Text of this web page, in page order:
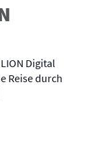
Digital
Reise durch